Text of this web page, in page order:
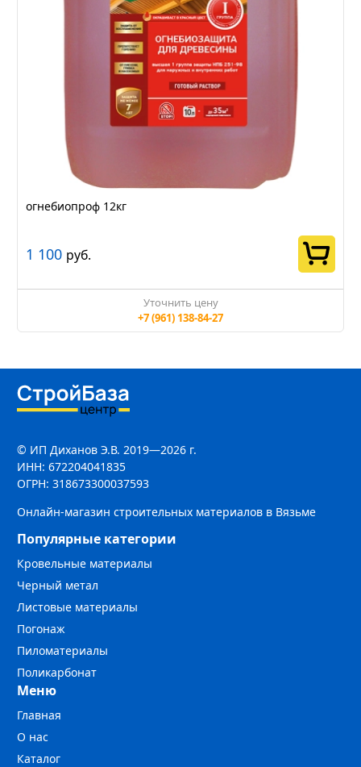
огнебиопроф 12кг
1 100 руб.
Уточнить цену
+7 (961) 138-84-27
© ИП Диханов Э.В. 2019—2026 г.
ИНН: 672204041835
ОГРН: 318673300037593
Онлайн-магазин строительных материалов в Вязьме
Популярные категории
Кровельные материалы
Черный метал
Листовые материалы
Погонаж
Пиломатериалы
Поликарбонат
Меню
Главная
О нас
Каталог